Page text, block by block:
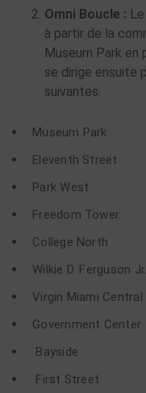
Omni Boucle :
à partir de la
Museum Park en
se dirige ensuite
suivantes.
Museum Park
Eleventh Street
Park West
Freedom Tower.
College North
Wilkie D. Ferguson Jr.
Virgin Miami Central
Government Center
Bayside
First Street